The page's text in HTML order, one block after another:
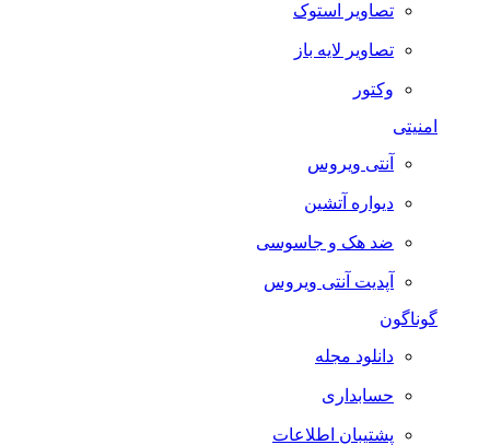
تصاویر استوک
تصاویر لایه باز
وکتور
امنیتی
آنتی ویروس
دیواره آتشین
ضد هک و جاسوسی
آپدیت آنتی ویروس
گوناگون
دانلود مجله
حسابداری
پشتیبان اطلاعات